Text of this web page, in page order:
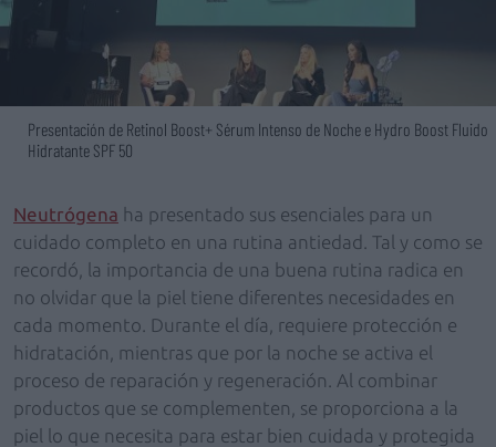
Presentación de Retinol Boost+ Sérum Intenso de Noche e Hydro Boost Fluido
Hidratante SPF 50
Neutrógena ha presentado sus esenciales para un
cuidado completo en una rutina antiedad. Tal y como se
recordó, la importancia de una buena rutina radica en
no olvidar que la piel tiene diferentes necesidades en
cada momento. Durante el día, requiere protección e
hidratación, mientras que por la noche se activa el
proceso de reparación y regeneración. Al combinar
productos que se complementen, se proporciona a la
piel lo que necesita para estar bien cuidada y protegida